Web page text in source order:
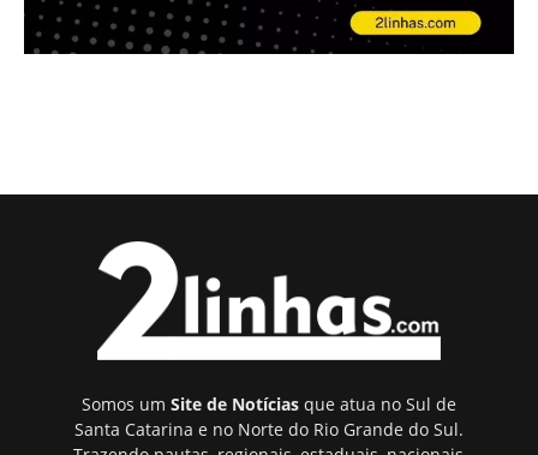
Somos um Site de Notíciasque atua no Sul de
Santa Catarina e no Norte do Rio Grande do Sul.